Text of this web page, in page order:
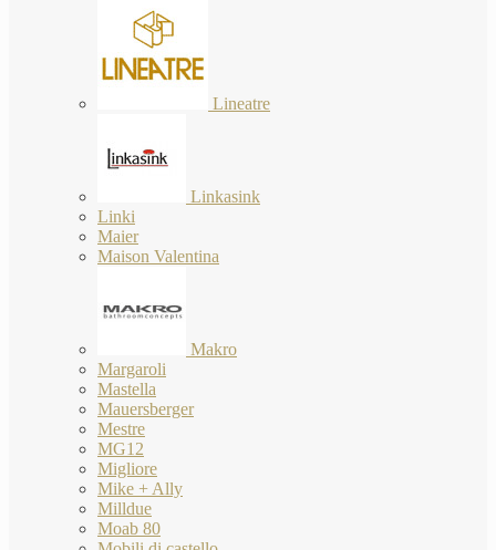
Lineatre
Linkasink
Linki
Maier
Maison Valentina
Makro
Margaroli
Mastella
Mauersberger
Mestre
MG12
Migliore
Mike + Ally
Milldue
Moab 80